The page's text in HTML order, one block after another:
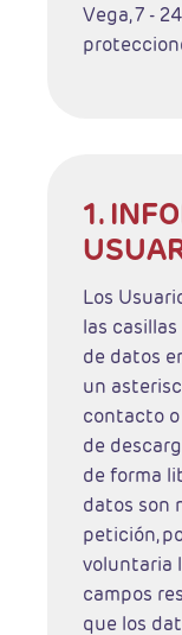
Vega, 7 -
1.
Los
las
de datos
un
contacto
de
de forma
datos son
petición,
voluntaria
campos
que los